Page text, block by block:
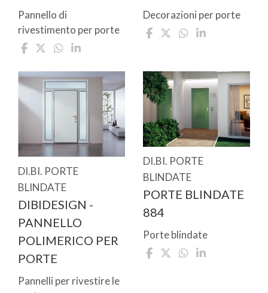
Pannello di
rivestimento per porte
Decorazioni per porte
DI.BI. PORTE
BLINDATE
DIBIDESIGN -
PANNELLO
POLIMERICO PER
PORTE
Pannelli per rivestire le
DI.BI. PORTE
BLINDATE
PORTE BLINDATE
884
Porte blindate